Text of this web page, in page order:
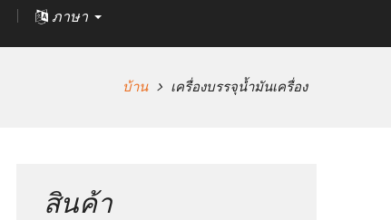
ภาษา
บ้าน เครื่องบรรจุน้ำมันเครื่อง
สินค้า